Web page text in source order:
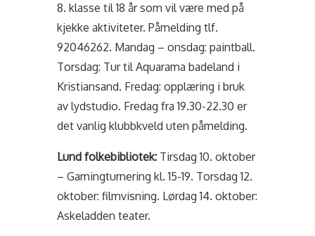
8. klasse til 18 år som vil være med på
kjekke aktiviteter. Påmelding tlf.
92046262. Mandag – onsdag: paintball.
Torsdag: Tur til Aquarama badeland i
Kristiansand. Fredag: opplæring i bruk
av lydstudio. Fredag fra 19.30-22.30 er
det vanlig klubbkveld uten påmelding.
Lund folkebibliotek:Tirsdag 10. oktober
– Gamingturnering kl. 15-19. Torsdag 12.
oktober: filmvisning. Lørdag 14. oktober:
Askeladden teater.